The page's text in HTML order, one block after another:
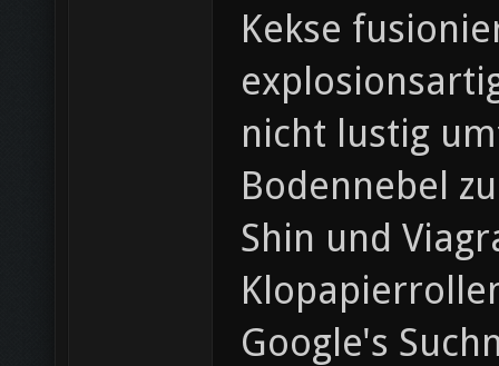
Kekse
nicht lustig
Bodennebel
Shin und
Google's